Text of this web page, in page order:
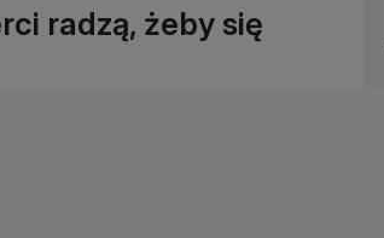
radzą, żeby się